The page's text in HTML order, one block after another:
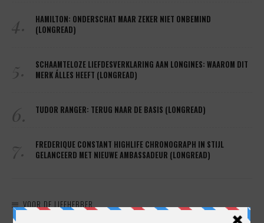
4.
HAMILTON: ONDERSCHAT MAAR ZEKER NIET ONBEMIND
(LONGREAD)
5.
SCHAAMTELOZE LIEFDESVERKLARING AAN LONGINES: WAAROM DIT
MERK ÁLLES HEEFT (LONGREAD)
6. TUDOR RANGER: TERUG NAAR DE BASIS (LONGREAD)
7.
FREDERIQUE CONSTANT HIGHLIFE CHRONOGRAPH IN STIJL
GELANCEERD MET NIEUWE AMBASSADEUR (LONGREAD)
VOOR DE LIEFHEBBER